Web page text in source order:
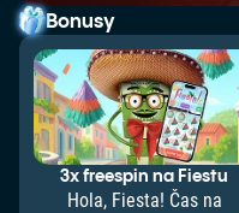
Bonusy
3x freespin na Fiestu
Hola, Fiesta! Čas na